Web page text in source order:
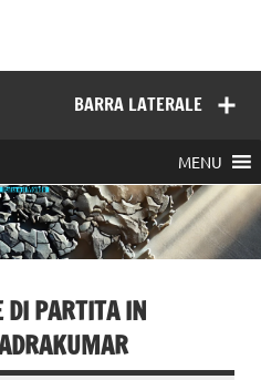
BARRA LATERALE
MENU
DI PARTITA IN